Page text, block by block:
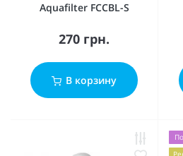
Aquafilter FCCBL-S
270 грн.
В корзину